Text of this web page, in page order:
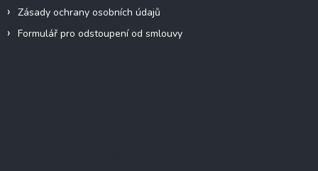
Zásady ochrany osobních údajů
Formulář pro odstoupení od smlouvy